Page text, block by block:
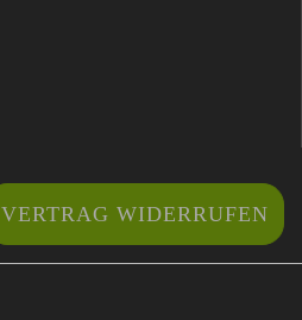
VERTRAG WIDERRUFEN